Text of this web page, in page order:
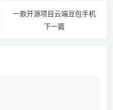
一款开源项目云端豆包手机
下一篇